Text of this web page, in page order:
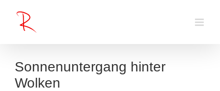
springen
Sonnenuntergang hinter
Wolken